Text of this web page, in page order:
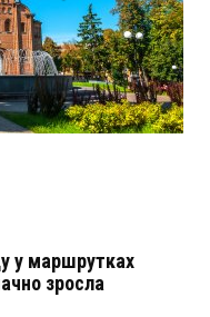
у маршрутках
зросла